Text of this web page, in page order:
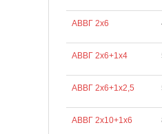
АВВГ 2х6
АВВГ 2х6+1х4
АВВГ 2х6+1х2,5
АВВГ 2х10+1х6